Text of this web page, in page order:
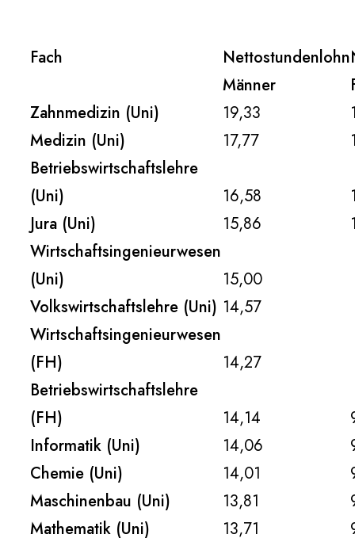
Fach
Nettostundenlohn
Männer
Zahnmedizin (Uni)
19,33
Medizin (Uni)
17,77
Betriebswirtschaftslehre
(Uni)
16,58
Jura (Uni)
15,86
Wirtschaftsingenieurwesen
(Uni)
15,00
Volkswirtschaftslehre (Uni) 14,57
Wirtschaftsingenieurwesen
(FH)
14,27
Betriebswirtschaftslehre
(FH)
14,14
Informatik (Uni)
14,06
Chemie (Uni)
14,01
Maschinenbau (Uni)
13,81
Mathematik (Uni)
13,71